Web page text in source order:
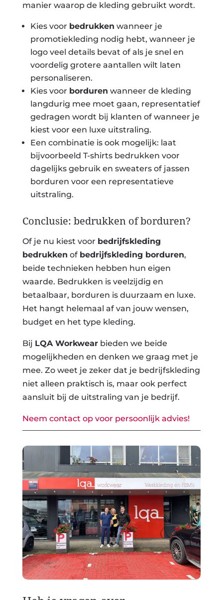
manier waarop de kleding gebruikt wordt.
Kies voor bedrukken wanneer je
promotiekleding nodig hebt, wanneer je
logo veel details bevat of als je snel en
voordelig grotere aantallen wilt laten
personaliseren.
Kies voor borduren wanneer de kleding
langdurig mee moet gaan, representatief
gedragen wordt bij klanten of wanneer je
kiest voor een luxe uitstraling.
Een combinatie is ook mogelijk: laat
bijvoorbeeld T-shirts bedrukken voor
dagelijks gebruik en sweaters of jassen
borduren voor een representatieve
uitstraling.
Conclusie: bedrukken of borduren?
Of je nu kiest voor bedrijfskleding
bedrukken of bedrijfskleding borduren,
beide technieken hebben hun eigen
waarde. Bedrukken is veelzijdig en
betaalbaar, borduren is duurzaam en luxe.
Het hangt helemaal af van jouw wensen,
budget en het type kleding.
Bij LQA Workwearbieden we beide
mogelijkheden en denken we graag met je
mee. Zo weet je zeker dat je bedrijfskleding
niet alleen praktisch is, maar ook perfect
aansluit bij de uitstraling van je bedrijf.
Neem contact op voor persoonlijk advies!